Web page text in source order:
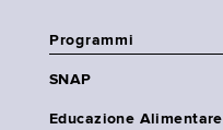
Programmi
SNAP
Educazione Alimentare